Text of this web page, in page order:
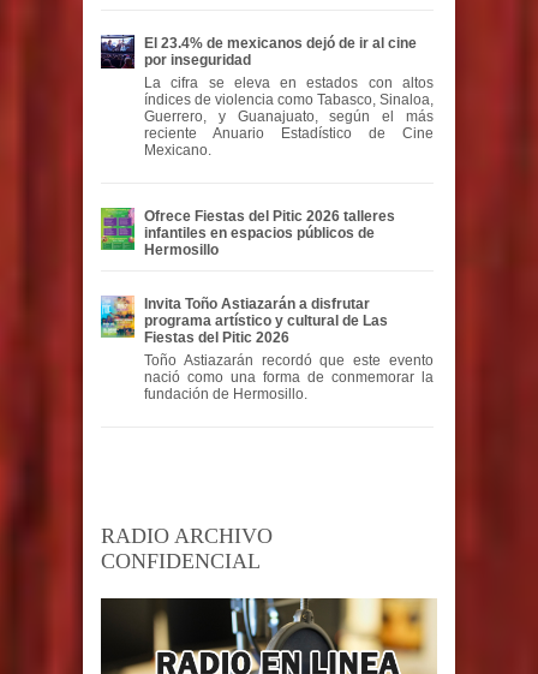
El 23.4% de mexicanos dejó de ir al cine
por inseguridad
La cifra se eleva en estados con altos
índices de violencia como Tabasco, Sinaloa,
Guerrero, y Guanajuato, según el más
reciente Anuario Estadístico de Cine
Mexicano.
Ofrece Fiestas del Pitic 2026 talleres
infantiles en espacios públicos de
Hermosillo
Invita Toño Astiazarán a disfrutar
programa artístico y cultural de Las
Fiestas del Pitic 2026
Toño Astiazarán recordó que este evento
nació como una forma de conmemorar la
fundación de Hermosillo.
RADIO ARCHIVO
CONFIDENCIAL